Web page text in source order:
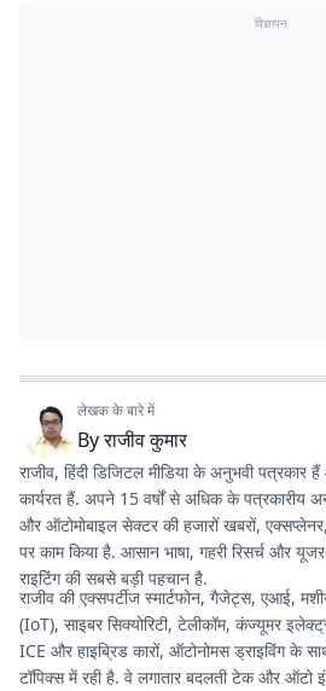
विज्ञापन
लेखक के बारे में
Byराजीव कुमार
राजीव, हिंदी डिजिटल मीडिया के अनुभवी पत्रकार
कार्यरत हैं. अपने 15 वर्षों से अधिक के पत्रकारीय
और ऑटोमोबाइल सेक्टर की हजारों खबरों,
पर काम किया है. आसान भाषा, गहरी रिसर्च और
राइटिंग की सबसे बड़ी पहचान है.
राजीव की एक्सपर्टीज स्मार्टफोन, गैजेट्स, एआई,
(IoT), साइबर सिक्योरिटी, टेलीकॉम, कंज्यूमर
ICE और हाइब्रिड कारों, ऑटोनोमस ड्राइविंग के
टॉपिक्स में रही है. वे लगातार बदलती टेक और